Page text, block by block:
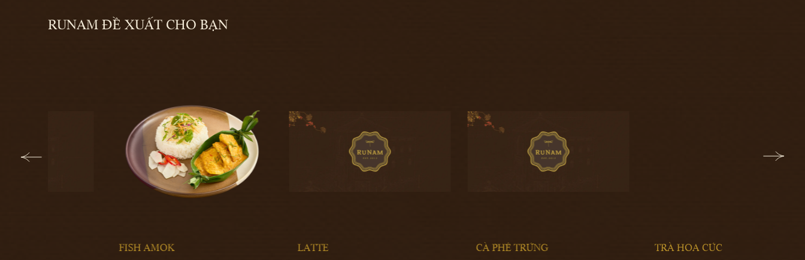
RUNAM ĐỀ XUẤT CHO BẠN
CÀ PHÊ TRỨNG TRÀ HOA CÚC